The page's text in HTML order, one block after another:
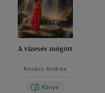
A vízesés mögött
Kovács Andrea
Könyv